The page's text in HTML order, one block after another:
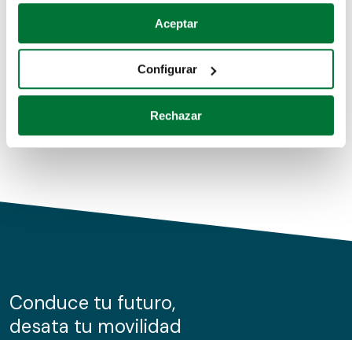
Si lo permite, también quisiéramos:
Recopilar información sobre su ubicación geográfica
Identificar su dispositivo analizándolo activamente
para buscar características específicas (huellas
Obtenga más información sobre cómo se procesan sus
de cookies.
información sobre el uso que haga del sitio web con
nuestros partners de redes sociales, publicidad y análisis
Aceptar
Configurar
Rechazar
Coches de segunda mano
Coches de km0
Conduce tu futuro,
desata tu movilidad